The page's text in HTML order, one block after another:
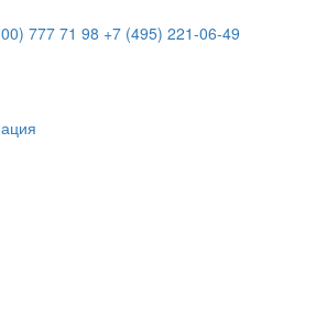
777 71 98 +7 (495) 221-06-49